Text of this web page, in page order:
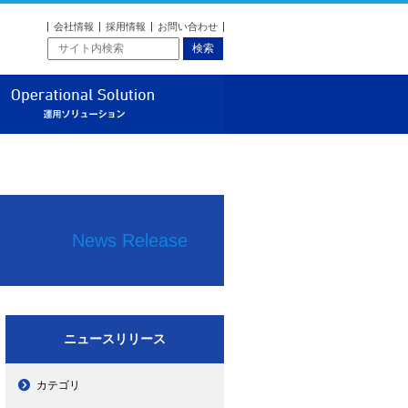
会社情報 採用情報 お問い合わせ
News Release
ニュースリリース
カテゴリ